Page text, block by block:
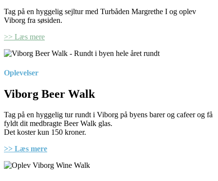
Tag på en hyggelig sejltur med Turbåden Margrethe I og oplev
Viborg fra søsiden.
>> Læs mere
Oplevelser
Viborg Beer Walk
Tag på en hyggelig tur rundt i Viborg på byens barer og cafeer og få
fyldt dit medbragte Beer Walk glas.
Det koster kun 150 kroner.
>> Læs mere